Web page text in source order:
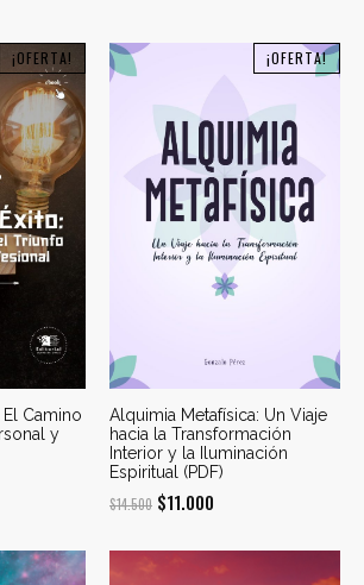
¡OFERTA!
Camino
y
¡OFERTA!
Alquimia Metafísica: Un Viaje
hacia la Transformación
Interior y la Iluminación
Espiritual (PDF)
$14.500 El
original
$11.000
actual